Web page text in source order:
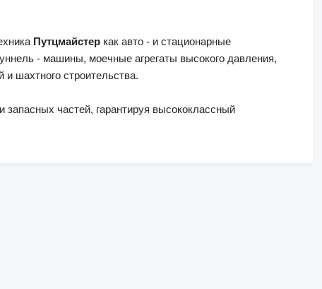
Путцмайстеркак авто - и стационарные
- машины, моечные агрегаты высокого давления,
шахтного строительства.
частей, гарантируя высококлассный